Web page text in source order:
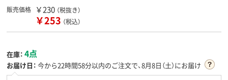
販売価格 ￥230 （税抜き）
￥253 （税込）
在庫： 4点
お届け日： 今から22時間58分以内のご注文で、8月8日（土）にお届け